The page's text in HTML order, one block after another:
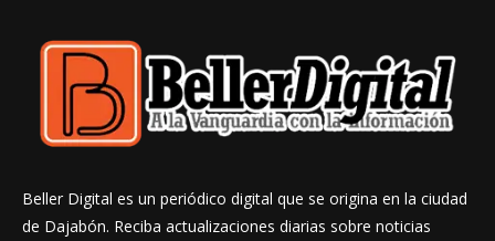
Beller Digital es un periódico digital que se origina en la ciudad
de Dajabón. Reciba actualizaciones diarias sobre noticias